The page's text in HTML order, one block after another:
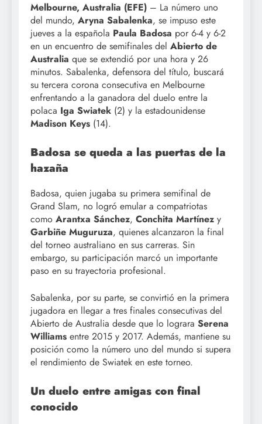
Melbourne, Australia (EFE) – La número uno
del mundo, Aryna Sabalenka, se impuso este
jueves a la española Paula Badosa por 6-4 y 6-2
en un encuentro de semifinales del Abierto de
Australia que se extendió por una hora y 26
minutos. Sabalenka, defensora del título, buscará
su tercera corona consecutiva en Melbourne
enfrentando a la ganadora del duelo entre la
polaca Iga Swiatek (2) y la estadounidense
Madison Keys (14).
Badosa se queda a las puertas de la
hazaña
Badosa, quien jugaba su primera semifinal de
Grand Slam, no logró emular a compatriotas
como Arantxa Sánchez, Conchita Martínez y
Garbiñe Muguruza, quienes alcanzaron la final
del torneo australiano en sus carreras. Sin
embargo, su participación marcó un importante
paso en su trayectoria profesional.
Sabalenka, por su parte, se convirtió en la primera
jugadora en llegar a tres finales consecutivas del
Abierto de Australia desde que lo lograra Serena
Williams entre 2015 y 2017. Además, mantiene su
posición como la número uno del mundo si supera
el rendimiento de Swiatek en este torneo.
Un duelo entre amigas con final
conocido